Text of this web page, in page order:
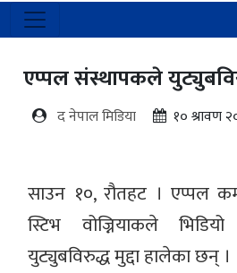
एप्पल संस्थापकले
द नेपाल मिडिया १० श्रावण
साउन १०, रौतहट । एप्पल
स्टिभ वोज्नियाकले
युट्युबविरुद्ध मुद्दा हालेका छन् ।